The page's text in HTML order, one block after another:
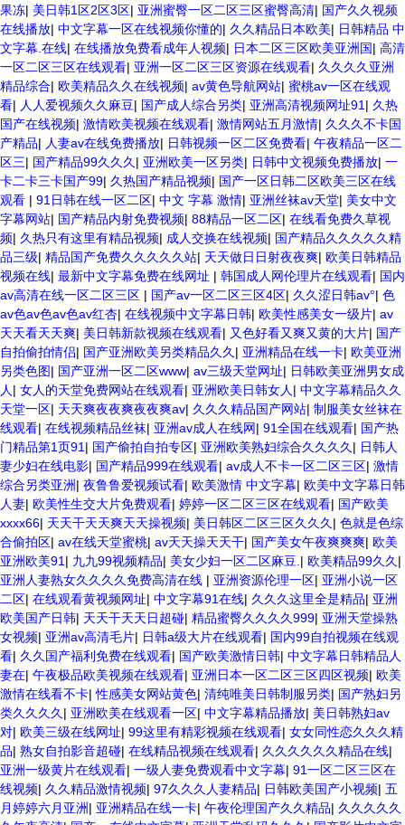
果冻| 美日韩1区2区3区| 亚洲蜜臀一区二区三区蜜臀高清| 国产久久视频
在线播放| 中文字幕一区在线视频你懂的| 久久精品日本欧美| 日韩精品 中
文字幕.在线| 在线播放免费看成年人视频| 日本二区三区欧美亚洲国| 高清
一区二区三区在线观看| 亚洲一区二区三区资源在线观看| 久久久久亚洲
精品综合| 欧美精品久久在线视频| av黄色导航网站| 蜜桃av一区在线观
看| 人人爱视频久久麻豆| 国产成人综合另类| 亚洲高清视频网址91 | 久热
国产在线视频| 激情欧美视频在线观看| 激情网站五月激情| 久久久不卡国
产精品| 人妻av在线免费播放| 日韩视频一区二区免费看| 午夜精品一区二
区三| 国产精品99久久久 | 亚洲欧美一区另类| 日韩中文视频免费播放| 一
卡二卡三卡国产99| 久热国产精品视频| 国产一区日韩二区欧美三区在线
观看 | 91日韩在线一区二区| 中文 字幕 激情| 亚洲丝袜av天堂| 美女中文
字幕网站| 国产精品内射免费视频| 88精品一区二区| 在线看免费久草视
频| 久热只有这里有精品视频| 成人交换在线视频| 国产精品久久久久久精
品三级| 精品国产免费久久久久久站| 天天做日日射夜夜爽| 欧美日韩精品
视频在线| 最新中文字幕免费在线网址 | 韩国成人网伦理片在线观看| 国内
av高清在线一区二区三区 | 国产av一区二区三区4区| 久久涩日韩av°| 色
av色av色av色av红杏| 在线视频中文字幕日韩| 欧美性感美女一级片| av
天天看天天爽| 美日韩新款视频在线观看| 又色好看又爽又黄的大片| 国产
自拍偷拍情侣| 国产亚洲欧美另类精品久久 | 亚洲精品在线一卡| 欧美亚洲
另类色图| 国产亚洲一区二区www| av三级天堂网址| 日韩欧美亚洲男女成
人 | 女人的天堂免费网站在线观看| 亚洲欧美日韩女人 | 中文字幕精品久久
天堂一区| 天天爽夜夜爽夜夜爽av| 久久久精品国产网站| 制服美女丝袜在
线观看| 在线视频精品丝袜| 亚洲av成人在线网| 91全国在线观看| 国产热
门精品第1页91 | 国产偷拍自拍专区| 亚洲欧美熟妇综合久久久久 | 日韩人
妻少妇在线电影| 国产精品999在线观看| av成人不卡一区二区三区| 激情
综合另类亚洲| 夜鲁鲁爱视频试看| 欧美激情 中文字幕| 欧美中文字幕日韩
人妻| 欧美性生交大片免费观看| 婷婷一区二区三区在线观看| 国产欧美
xxxx66| 天天干天天爽天天操视频| 美日韩区二区三区久久久 | 色就是色综
合偷拍区| av在线天堂蜜桃| av天天操天天干| 国产美女午夜爽爽爽| 欧美
亚洲欧美91 | 九九99视频精品| 美女少妇一区二区麻豆. | 欧美精品99久久 |
亚洲人妻熟女久久久久免费高清在线 | 亚洲资源伦理一区| 亚洲小说一区
二区| 在线观看黄视频网址| 中文字幕91在线| 久久久这里全是精品| 亚洲
欧美国产日韩| 天天干天天日超碰| 精品蜜臀久久久久999| 亚洲天堂操熟
女视频| 亚洲av高清毛片| 日韩a级大片在线观看| 国内99自拍视频在线观
看| 久久国产福利免费在线观看| 国产欧美激情日韩| 中文字幕日韩精品人
妻在| 午夜极品欧美视频在线观看| 亚洲日本一区二区三区四区视频| 欧美
激情在线看不卡|性感美女网站黄色| 清纯唯美日韩制服另类| 国产熟妇另
类久久久久 | 亚洲欧美在线观看一区| 中文字幕精品播放| 美日韩熟妇av
对| 欧美三级在线网址| 99这里有精彩视频在线观看| 女女同性恋久久久精
品| 熟女自拍影音超碰| 在线精品视频在线观看| 久久久久久久精品在线|
亚洲一级黄片在线观看| 一级人妻免费观看中文字幕| 91一区二区三区在
线视频| 久久精品激情视频| 97久久久人妻精品| 日韩欧美国产小视频| 五
月婷婷六月亚洲| 亚洲精品在线一卡| 午夜伦理国产久久精品| 久久久久久